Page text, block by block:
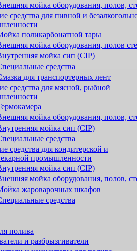
мойка оборудования, полов,
средства для пивной и
поликарбонатной тары
мойка оборудования, полов
мойка сип (CIP)
средства
для транспортерных лент
средства для мясной, рыбной
мойка оборудования, полов,
мойка сип (CIP)
средства
средства для кондитерской и
промышленности
мойка сип (CIP)
мойка оборудования, полов,
жароварочных шкафов
средства
полива
и разбрызгиватели